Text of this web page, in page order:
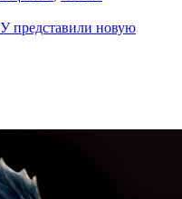
новую